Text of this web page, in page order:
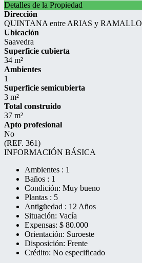
Detalles de la Propiedad
Dirección
QUINTANA entre ARIAS y RAMALLO
Ubicación
Saavedra
Superficie cubierta
34 m²
Ambientes
1
Superficie semicubierta
3 m²
Total construido
37 m²
Apto profesional
No
(REF. 361)
INFORMACIÓN BÁSICA
Ambientes : 1
Baños : 1
Condición: Muy bueno
Plantas : 5
Antigüedad : 12 Años
Situación: Vacía
Expensas: $ 80.000
Orientación: Suroeste
Disposición: Frente
Crédito: No especificado